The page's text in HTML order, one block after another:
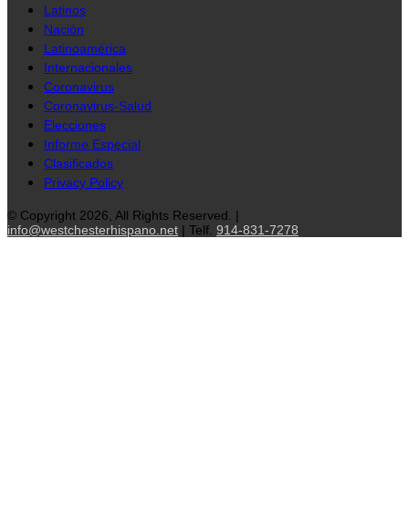
Latinos
Nación
Latinoamérica
Internacionales
Coronavirus
Coronavirus-Salud
Elecciones
Informe Especial
Clasificados
Privacy Policy
© Copyright 2026, All Rights Reserved. |
info@westchesterhispano.net | Telf. 914-831-7278